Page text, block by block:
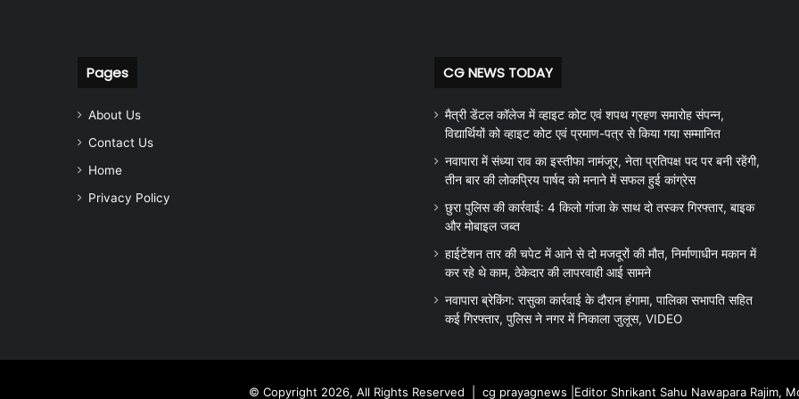
Pages
About Us
Contact Us
Home
Privacy Policy
CG NEWS TODAY
मैत्री डेंटल कॉलेज में व्हाइट कोट एवं शपथ ग्रहण समारोह संपन्न,
विद्यार्थियों को व्हाइट कोट एवं प्रमाण-पत्र से किया गया सम्मानित
नवापारा में संध्या राव का इस्तीफा नामंजूर, नेता प्रतिपक्ष पद पर बनी रहेंगी,
तीन बार की लोकप्रिय पार्षद को मनाने में सफल हुई कांग्रेस
छुरा पुलिस की कार्रवाई: 4 किलो गांजा के साथ दो तस्कर गिरफ्तार, बाइक
और मोबाइल जब्त
हाईटेंशन तार की चपेट में आने से दो मजदूरों की मौत, निर्माणाधीन मकान में
कर रहे थे काम, ठेकेदार की लापरवाही आई सामने
नवापारा ब्रेकिंग: रासुका कार्रवाई के दौरान हंगामा, पालिका सभापति सहित
कई गिरफ्तार, पुलिस ने नगर में निकाला जुलूस, VIDEO
© Copyright 2026, All Rights Reserved | cg prayagnews |Editor Shrikant Sahu Nawapara Rajim,